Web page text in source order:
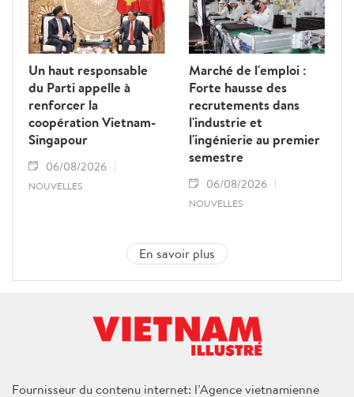
Un haut responsable
du Parti appelle à
renforcer la
coopération Vietnam-
Singapour
06/08/2026
NOUVELLES
Marché de l'emploi :
Forte hausse des
recrutements dans
l'industrie et
l'ingénierie au premier
semestre
06/08/2026
NOUVELLES
En savoir plus
Fournisseur du contenu internet: l’Agence vietnamienne